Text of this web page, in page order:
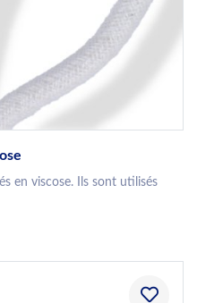
en viscose. Ils sont utilisés